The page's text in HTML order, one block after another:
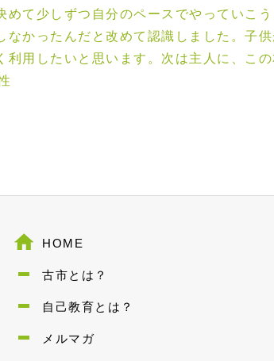
めて少しずつ自分のペースでやっていこ
なかったんだと改めて認識しました。子
利用したいと思います。次は主人に、
HOME
古市とは？
自己教育とは？
メルマガ